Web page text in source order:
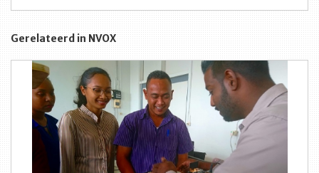
Gerelateerd in NVOX